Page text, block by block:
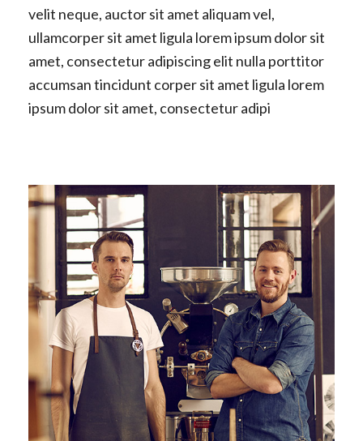
velit neque, auctor sit amet aliquam vel,
ullamcorper sit amet ligula lorem ipsum dolor sit
amet, consectetur adipiscing elit nulla porttitor
accumsan tincidunt corper sit amet ligula lorem
ipsum dolor sit amet, consectetur adipi